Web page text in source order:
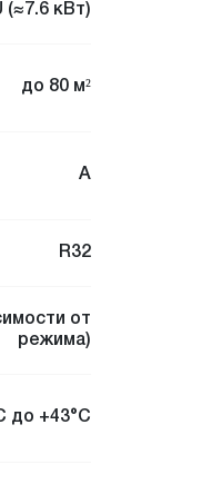
(≈7.6 кВт)
до 80 м²
A
R32
от
режима)
до +43°C